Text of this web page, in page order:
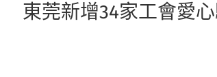
東莞新增34家工會愛